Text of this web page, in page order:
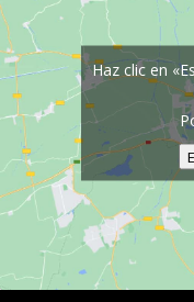
Haz clic en